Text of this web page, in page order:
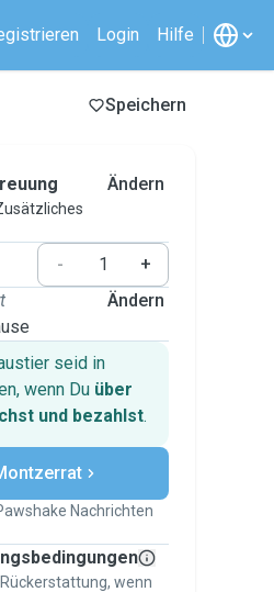
Login Hilfe
Speichern
Ändern
-
+
Ändern
seid in
wenn Du über
und bezahlst.
falls sich Deine
Buchungen
– von der
Bezahlung –, um
abgesichert zu
Nachrichten
wenn